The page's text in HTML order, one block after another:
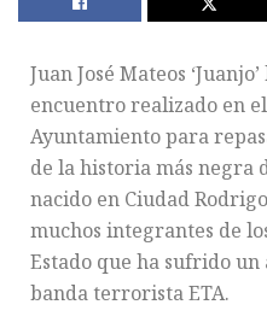
Juan José Mateos
encuentro realizado en
Ayuntamiento para
de la historia más negra
nacido en Ciudad
muchos integrantes de
Estado que ha sufrido un
banda terrorista ETA.